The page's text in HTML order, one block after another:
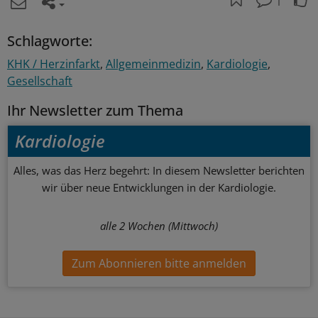
Schlagworte:
KHK / Herzinfarkt Allgemeinmedizin Kardiologie
Gesellschaft
Ihr Newsletter zum Thema
Kardiologie
Alles, was das Herz begehrt: In diesem Newsletter berichten
wir über neue Entwicklungen in der Kardiologie.
alle 2 Wochen (Mittwoch)
Zum Abonnieren bitte anmelden